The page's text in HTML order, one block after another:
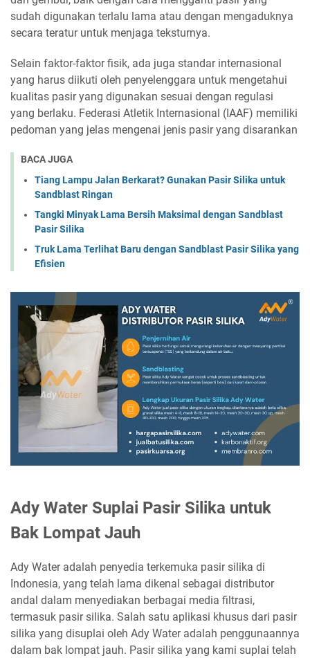
sudah digunakan terlalu lama atau dengan mengaduknya
secara teratur untuk menjaga teksturnya.
Selain faktor-faktor fisik, ada juga standar internasional
yang harus diikuti oleh penyelenggara untuk mengetahui
kualitas pasir yang digunakan sesuai dengan regulasi
yang berlaku. Federasi Atletik Internasional (IAAF) memiliki
pedoman yang jelas mengenai jenis pasir yang disarankan
BACA JUGA
Tiang Lampu Jalan Berkarat? Gunakan Pasir Silika untuk
Sandblast Ringan
Tangki Minyak Lama Bersih Maksimal dengan Sandblast
Pasir Silika
Truk Lama Terlihat Baru dengan Sandblast Pasir Silika yang
Efisien
Ady Water Suplai Pasir Silika untuk
Bak Lompat Jauh
Ady Water adalah penyedia terkemuka pasir silika di
Indonesia, yang telah lama dikenal sebagai distributor
andal dalam menyediakan berbagai media filtrasi,
termasuk pasir silika. Salah satu aplikasi khusus dari pasir
silika yang disuplai oleh Ady Water adalah penggunaannya
dalam bak lompat jauh. Pasir silika yang kami suplai telah